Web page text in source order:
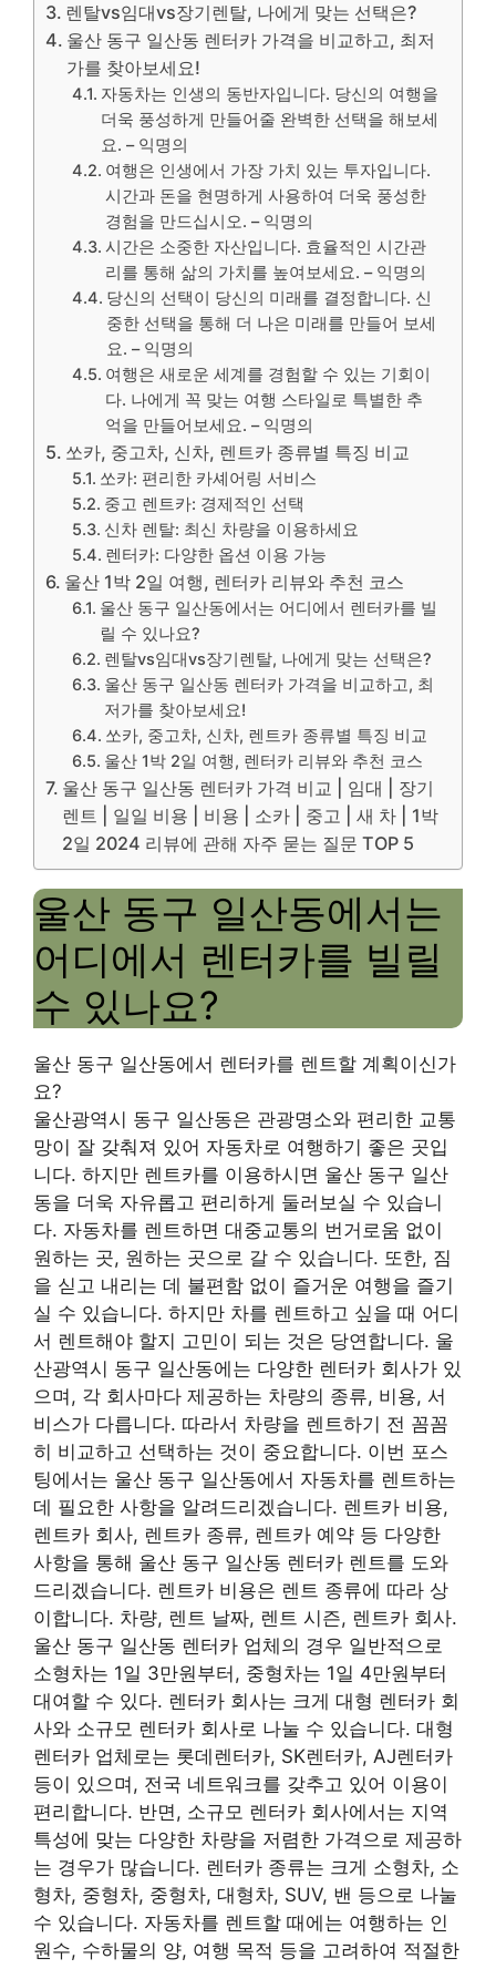
렌탈vs임대vs장기렌탈, 나에게 맞는 선택은?
울산 동구 일산동 렌터카 가격을 비교하고, 최저
가를 찾아보세요!
자동차는 인생의 동반자입니다. 당신의 여행을
더욱 풍성하게 만들어줄 완벽한 선택을 해보세
요. – 익명의
여행은 인생에서 가장 가치 있는 투자입니다.
시간과 돈을 현명하게 사용하여 더욱 풍성한
경험을 만드십시오. – 익명의
시간은 소중한 자산입니다. 효율적인 시간관
리를 통해 삶의 가치를 높여보세요. – 익명의
당신의 선택이 당신의 미래를 결정합니다. 신
중한 선택을 통해 더 나은 미래를 만들어 보세
요. – 익명의
여행은 새로운 세계를 경험할 수 있는 기회이
다. 나에게 꼭 맞는 여행 스타일로 특별한 추
억을 만들어보세요. – 익명의
쏘카, 중고차, 신차, 렌트카 종류별 특징 비교
쏘카: 편리한 카셰어링 서비스
중고 렌트카: 경제적인 선택
신차 렌탈: 최신 차량을 이용하세요
렌터카: 다양한 옵션 이용 가능
울산 1박 2일 여행, 렌터카 리뷰와 추천 코스
울산 동구 일산동에서는 어디에서 렌터카를 빌
릴 수 있나요?
렌탈vs임대vs장기렌탈, 나에게 맞는 선택은?
울산 동구 일산동 렌터카 가격을 비교하고, 최
저가를 찾아보세요!
쏘카, 중고차, 신차, 렌트카 종류별 특징 비교
울산 1박 2일 여행, 렌터카 리뷰와 추천 코스
울산 동구 일산동 렌터카 가격 비교 | 임대 | 장기
렌트 | 일일 비용 | 비용 | 소카 | 중고 | 새 차 | 1박
2일 2024 리뷰에 관해 자주 묻는 질문 TOP 5
울산 동구 일산동에서는
어디에서 렌터카를 빌릴
수 있나요?
울산 동구 일산동에서 렌터카를 렌트할 계획이신가
요?
울산광역시 동구 일산동은 관광명소와 편리한 교통
망이 잘 갖춰져 있어 자동차로 여행하기 좋은 곳입
니다. 하지만 렌트카를 이용하시면 울산 동구 일산
동을 더욱 자유롭고 편리하게 둘러보실 수 있습니
다. 자동차를 렌트하면 대중교통의 번거로움 없이
원하는 곳, 원하는 곳으로 갈 수 있습니다. 또한, 짐
을 싣고 내리는 데 불편함 없이 즐거운 여행을 즐기
실 수 있습니다. 하지만 차를 렌트하고 싶을 때 어디
서 렌트해야 할지 고민이 되는 것은 당연합니다. 울
산광역시 동구 일산동에는 다양한 렌터카 회사가 있
으며, 각 회사마다 제공하는 차량의 종류, 비용, 서
비스가 다릅니다. 따라서 차량을 렌트하기 전 꼼꼼
히 비교하고 선택하는 것이 중요합니다. 이번 포스
팅에서는 울산 동구 일산동에서 자동차를 렌트하는
데 필요한 사항을 알려드리겠습니다. 렌트카 비용,
렌트카 회사, 렌트카 종류, 렌트카 예약 등 다양한
사항을 통해 울산 동구 일산동 렌터카 렌트를 도와
드리겠습니다. 렌트카 비용은 렌트 종류에 따라 상
이합니다. 차량, 렌트 날짜, 렌트 시즌, 렌트카 회사.
울산 동구 일산동 렌터카 업체의 경우 일반적으로
소형차는 1일 3만원부터, 중형차는 1일 4만원부터
대여할 수 있다. 렌터카 회사는 크게 대형 렌터카 회
사와 소규모 렌터카 회사로 나눌 수 있습니다. 대형
렌터카 업체로는 롯데렌터카, SK렌터카, AJ렌터카
등이 있으며, 전국 네트워크를 갖추고 있어 이용이
편리합니다. 반면, 소규모 렌터카 회사에서는 지역
특성에 맞는 다양한 차량을 저렴한 가격으로 제공하
는 경우가 많습니다. 렌터카 종류는 크게 소형차, 소
형차, 중형차, 중형차, 대형차, SUV, 밴 등으로 나눌
수 있습니다. 자동차를 렌트할 때에는 여행하는 인
원수, 수하물의 양, 여행 목적 등을 고려하여 적절한